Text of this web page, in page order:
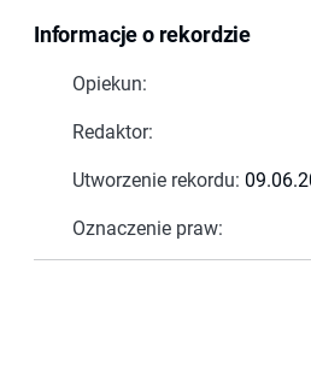
Informacje o rekordzie
Opiekun:
Redaktor:
Utworzenie rekordu:
Oznaczenie praw: